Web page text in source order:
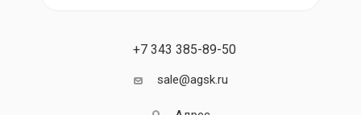
+7 343 385-89-50
sale@agsk.ru